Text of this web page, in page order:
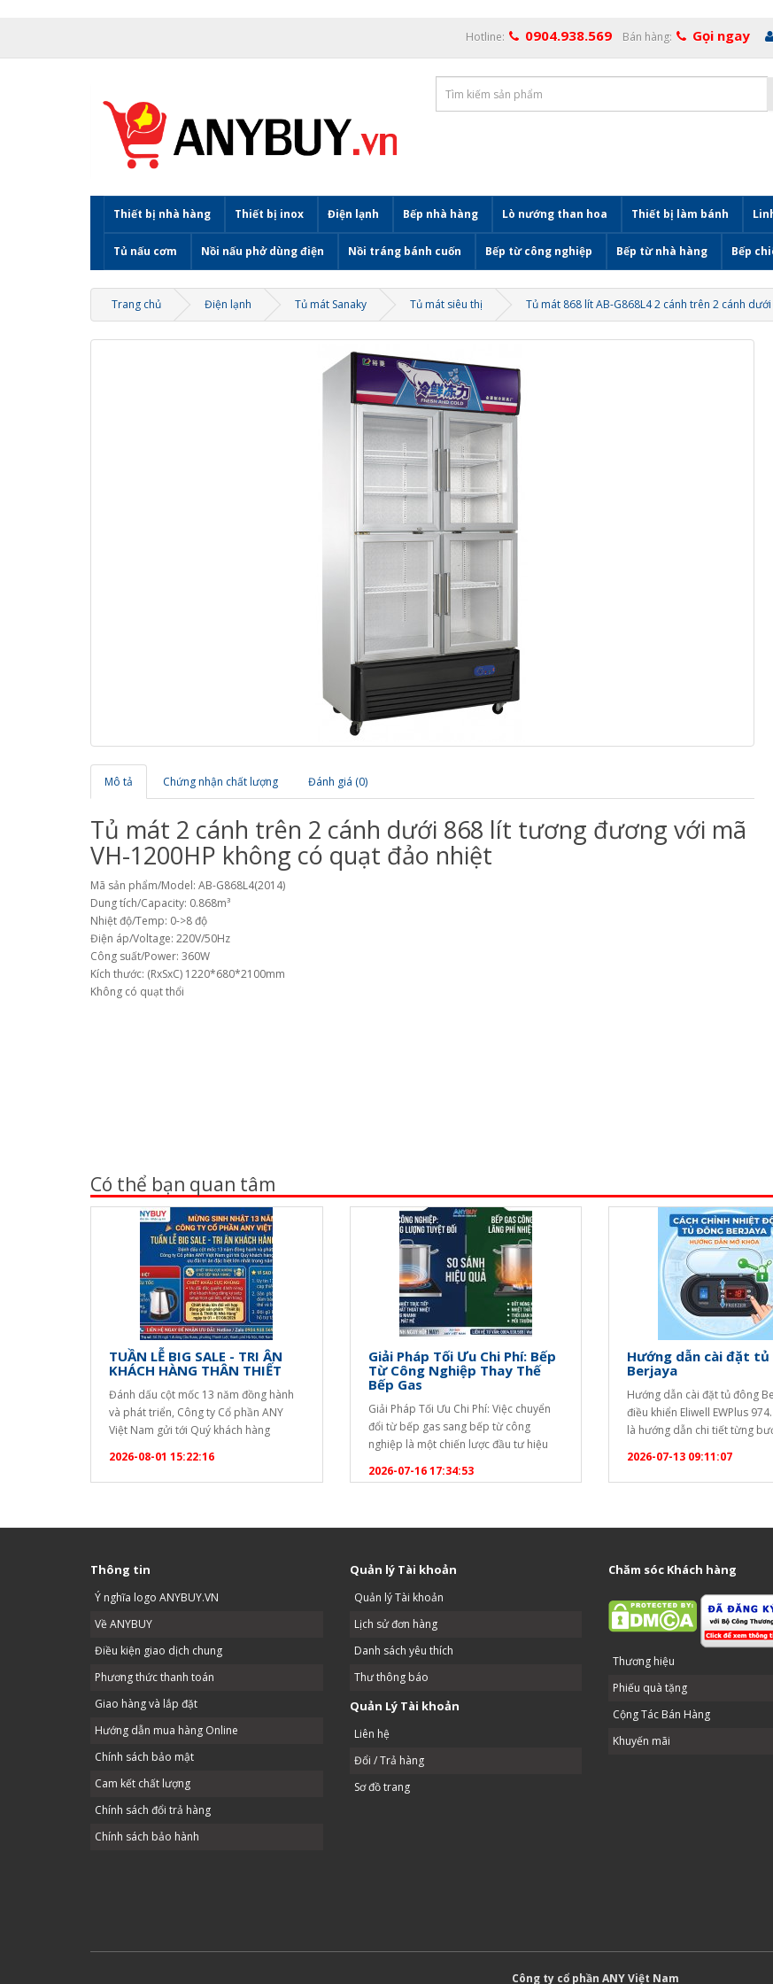
Hotline: 0904.938.569 Bán hàng: Gọi ngay
Thiết bị nhà hàng Thiết bị inox Điện lạnh Bếp nhà hàng Lò nướng than hoa Thiết bị làm bánh
Tủ nấu cơm Nồi nấu phở dùng điện Nồi tráng bánh cuốn Bếp từ công nghiệp Bếp từ nhà hàng Bếp
Trang chủ Điện lạnh Tủ mát Sanaky Tủ mát siêu thị Tủ mát 868 lít AB-G868L4 2 cánh trên 2 cánh dưới
Mô tả Chứng nhận chất lượng Đánh giá (0)
Tủ mát 2 cánh trên 2 cánh dưới 868 lít tương đương với mã
VH-1200HP không có quạt đảo nhiệt
Mã sản phẩm/Model: AB-G868L4(2014)
Dung tích/Capacity: 0.868m³
Nhiệt độ/Temp: 0->8 độ
Điện áp/Voltage: 220V/50Hz
Công suất/Power: 360W
Kích thước: (RxSxC) 1220*680*2100mm
Không có quạt thổi
Có thể bạn quan tâm
TUẦN LỄ BIG SALE - TRI ÂN
KHÁCH HÀNG THÂN THIẾT
Đánh dấu cột mốc 13 năm đồng hành
và phát triển, Công ty Cổ phần ANY
Việt Nam gửi tới Quý khách hàng
nhất trong năm! ? CHƯƠNG TRÌNH
KHUYẾN MẠI ĐẶC BIỆT TẶNG NGAY
2026-08-01 15:22:16
Giải Pháp Tối Ưu Chi Phí: Bếp
Từ Công Nghiệp Thay Thế
Bếp Gas
Giải Pháp Tối Ưu Chi Phí: Việc chuyển
đổi từ bếp gas sang bếp từ công
nghiệp là một chiến lược đầu tư hiệu
dài cho các doanh nghiệp dịch vụ ăn
2026-07-16 17:34:53
Hướng dẫn cài đặt tủ
Berjaya
Hướng dẫn cài đặt tủ đông
điều khiển Eliwell EWPlus
là hướng dẫn chi tiết từng
điểm): [caption
align="aligncenter"
2026-07-13 09:11:07
Thông tin
Ý nghĩa logo ANYBUY.VN
Về ANYBUY
Điều kiện giao dịch chung
Phương thức thanh toán
Giao hàng và lắp đặt
Hướng dẫn mua hàng Online
Chính sách bảo mật
Cam kết chất lượng
Chính sách đổi trả hàng
Chính sách bảo hành
Quản lý Tài khoản
Quản lý Tài khoản
Lịch sử đơn hàng
Danh sách yêu thích
Thư thông báo
Quản Lý Tài khoản
Liên hệ
Đổi / Trả hàng
Sơ đồ trang
Chăm sóc Khách hàng
Thương hiệu
Phiếu quà tặng
Cộng Tác Bán Hàng
Khuyến mãi
Công ty cổ phần ANY Việt Nam